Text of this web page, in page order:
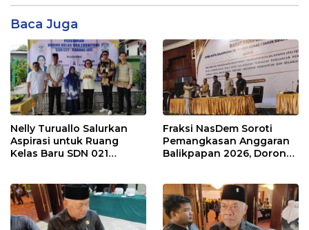
Baca Juga
Nelly Turuallo Salurkan
Aspirasi untuk Ruang
Kelas Baru SDN 021
Fraksi NasDem Soroti
Pemangkasan Anggaran
Balikpapan 2026, Dorong